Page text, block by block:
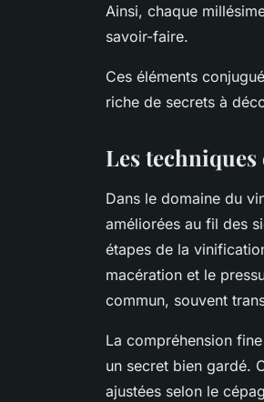
Ainsi, chaque
savoir-faire.
Ces éléments
riche de secrets à
Les
Dans le domaine du
améliorées au fil des
étapes de la
macération et le
commun, souvent
La compréhension
un secret bien gardé.
ajustées selon le